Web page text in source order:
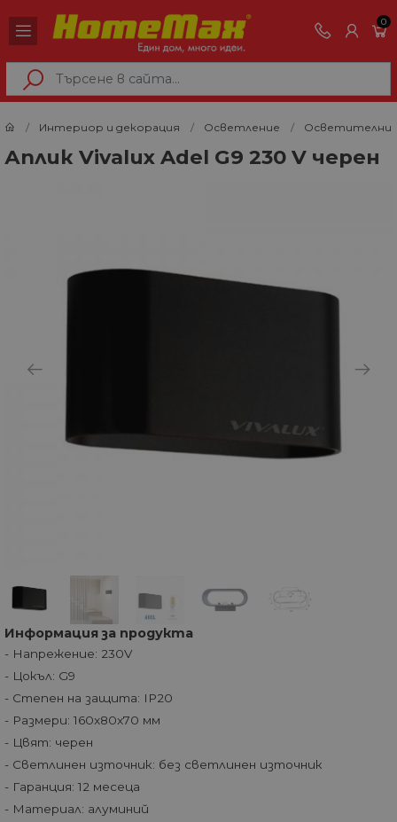
0
Интериор и декорация Осветление Осветителни
Аплик Vivalux Adel G9 230 V черен
Информация за продукта
- Напрежение: 230V
- Цокъл: G9
- Степен на защита: IP20
- Размери: 160x80x70 мм
- Цвят: черен
- Светлинен източник: без светлинен източник
- Гаранция: 12 месеца
- Материал: алуминий